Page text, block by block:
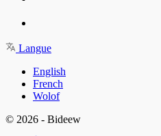
Langue
English
French
Wolof
© 2026 - Bideew